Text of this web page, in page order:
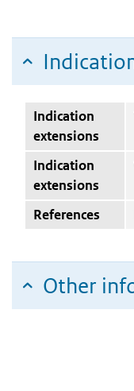
Indication
extensions
Indication
extensions
References
Other